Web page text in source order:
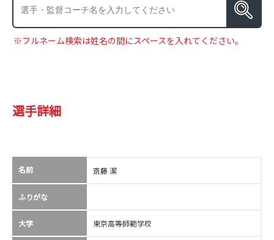
※フルネーム検索は姓名の間にスペースを入れてください。
選手詳細
名前 斎藤 潔
ふりがな
大学 東京高等師範学校